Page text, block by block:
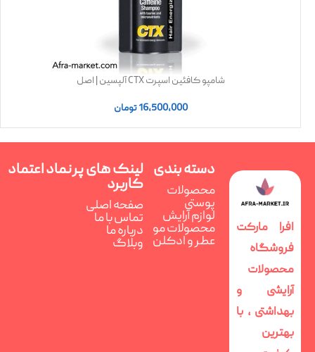
شامپو کافئین اسپرت CTX آلپسین | اصل
16,500,000تومان
افرا مارکت
فروشگاه
محصولات
آرایشی و
بهداشتی ، با
بهترین
دسته بندی
محصولات
پوستی
لوازم آرایش
محصولات مو
عطر و ادکلن
لینک های پر
کاربرد
صفحه اصلی
تماس با ما
درباره ما
وبلاگ
نماد اعتماد